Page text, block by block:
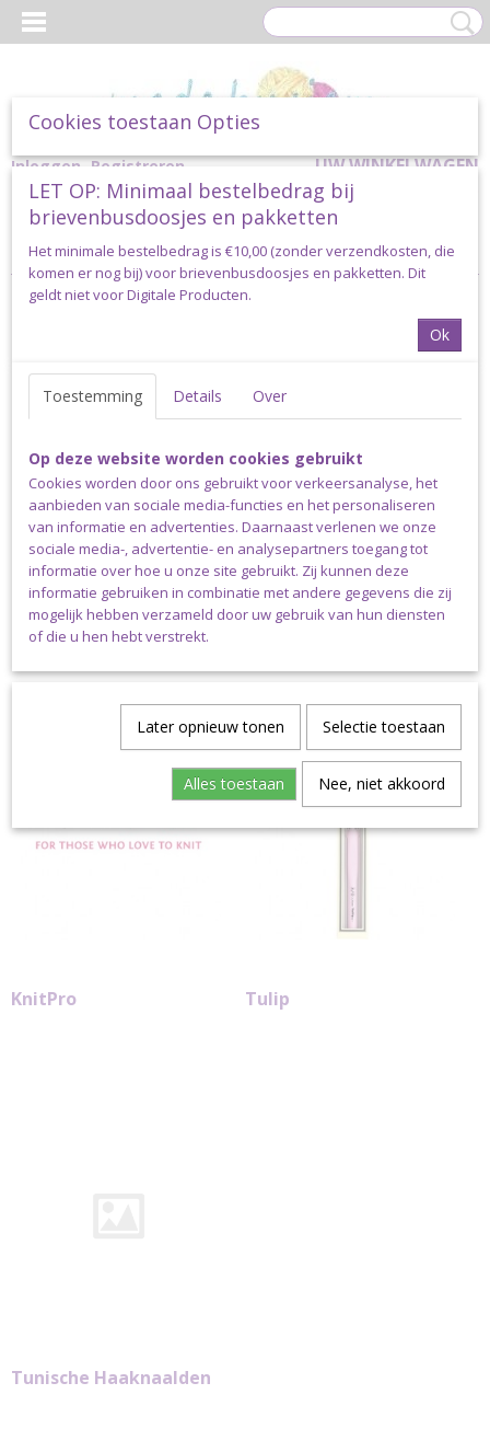
Inloggen Registreren UW WINKELWAGEN
Geen producten
Home>Benodigdheden>Haaknaalden
Complete Sets Clover
KnitPro Tulip
Tunische Haaknaalden
Cookies toestaan Opties
LET OP: Minimaal bestelbedrag bij
brievenbusdoosjes en pakketten
Het minimale bestelbedrag is €10,00 (zonder verzendkosten, die
komen er nog bij) voor brievenbusdoosjes en pakketten. Dit
geldt niet voor Digitale Producten.
Ok
Toestemming Details Over
Op deze website worden cookies gebruikt
Cookies worden door ons gebruikt voor verkeersanalyse, het
aanbieden van sociale media-functies en het personaliseren
van informatie en advertenties. Daarnaast verlenen we onze
sociale media-, advertentie- en analysepartners toegang tot
informatie over hoe u onze site gebruikt. Zij kunnen deze
informatie gebruiken in combinatie met andere gegevens die zij
mogelijk hebben verzameld door uw gebruik van hun diensten
of die u hen hebt verstrekt.
Later opnieuw tonen Selectie toestaan
Alles toestaan Nee, niet akkoord